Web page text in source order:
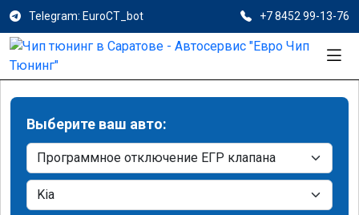
Telegram: EuroCT_bot +7 8452 99-13-76
Выберите ваш авто: